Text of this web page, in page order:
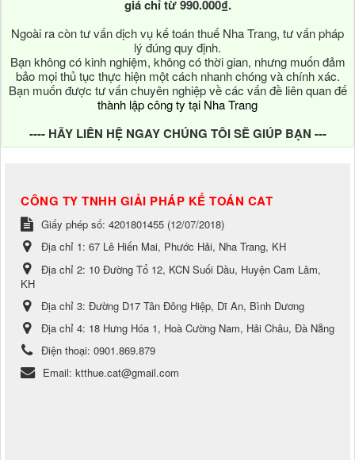
giá chỉ từ 990.000₫.
Ngoài ra còn tư vấn dịch vụ kế toán thuế Nha Trang, tư vấn pháp
lý đúng quy định.
Bạn không có kinh nghiệm, không có thời gian, nhưng muốn đảm
bảo mọi thủ tục thực hiện một cách nhanh chóng và chính xác.
Bạn muốn được tư vấn chuyên nghiệp về các vấn đề liên quan đế
thành lập công ty tại Nha Trang
---- HÃY LIÊN HỆ NGAY CHÚNG TÔI SẼ GIÚP BẠN ---
CÔNG TY TNHH GIẢI PHÁP KẾ TOÁN CAT
Giấy phép số: 4201801455 (12/07/2018)
Địa chỉ 1: 67 Lê Hiến Mai, Phước Hải, Nha Trang, KH
Địa chỉ 2: 10 Đường Tổ 12, KCN Suối Dầu, Huyện Cam Lâm,
KH
Địa chỉ 3: Đường D17 Tân Đông Hiệp, Dĩ An, Bình Dương
Địa chỉ 4: 18 Hưng Hóa 1, Hoà Cường Nam, Hải Châu, Đà Nẵng
Điện thoại: 0901.869.879
Email: ktthue.cat@gmail.com